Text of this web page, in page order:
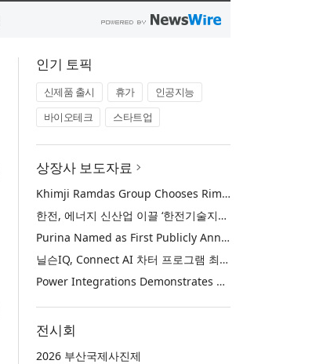
인기 토픽
신제품 출시 휴가
인공지능
바이오테크
스타트업
상장사 보도자료
Khimji Ramdas Group Chooses Rimini Street to Reduce SAP Support Costs, Protect 700+ Customizations and Reinvest Savings in Innovation
한전, 에너지 신산업 이끌 ‘한전기술지주’ 공식 출범
Purina Named as First Publicly Announced NIQ ConnectAI Charter Client
닐슨IQ, Connect AI 차터 프로그램 최초 고객사 ‘퓨리나’ 선정
Power Integrations Demonstrates World’s First 2200 V GaN Technology for Next-Era High-Voltage Power Systems
전시회
2026 부산국제사진제